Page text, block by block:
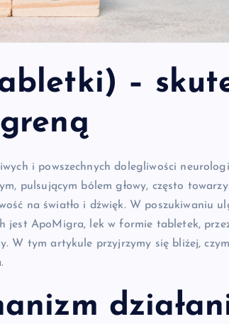
–
i powszechnych dolegliwości
pulsującym bólem głowy, często
na światło i dźwięk. W poszukiwaniu
jest ApoMigra, lek w formie tabletek,
W tym artykule przyjrzymy się bliżej,